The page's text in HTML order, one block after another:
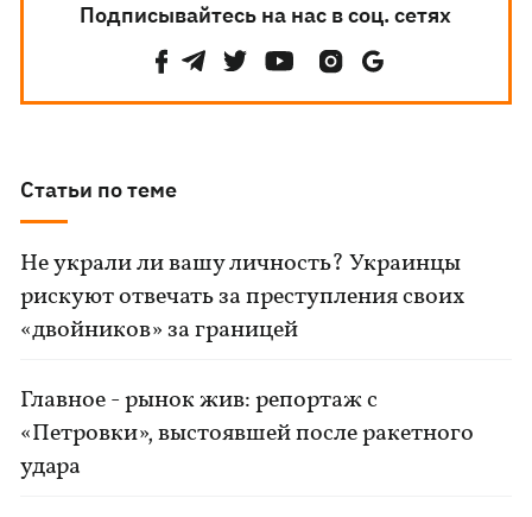
Подписывайтесь на нас в соц. сетях
Статьи по теме
Не украли ли вашу личность? Украинцы
рискуют отвечать за преступления своих
«двойников» за границей
Главное - рынок жив: репортаж с
«Петровки», выстоявшей после ракетного
удара